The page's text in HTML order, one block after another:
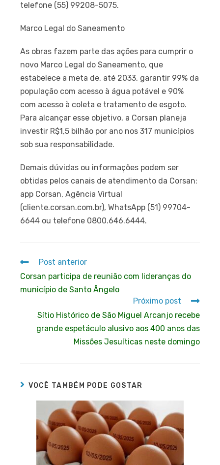
telefone (55) 99208-5075.
Marco Legal do Saneamento
As obras fazem parte das ações para cumprir o
novo Marco Legal do Saneamento, que
estabelece a meta de, até 2033, garantir 99% da
população com acesso à água potável e 90%
com acesso à coleta e tratamento de esgoto.
Para alcançar esse objetivo, a Corsan planeja
investir R$1,5 bilhão por ano nos 317 municípios
sob sua responsabilidade.
Demais dúvidas ou informações podem ser
obtidas pelos canais de atendimento da Corsan:
app Corsan, Agência Virtual
(cliente.corsan.com.br), WhatsApp (51) 99704-
6644 ou telefone 0800.646.6444.
Post anterior
Corsan participa de reunião com lideranças do
município de Santo Ângelo
Próximo post
Sítio Histórico de São Miguel Arcanjo recebe
grande espetáculo alusivo aos 400 anos das
Missões Jesuíticas neste domingo
VOCÊ TAMBÉM PODE GOSTAR